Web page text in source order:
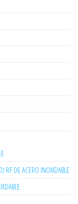
RF DE ACERO INOXIDABLE